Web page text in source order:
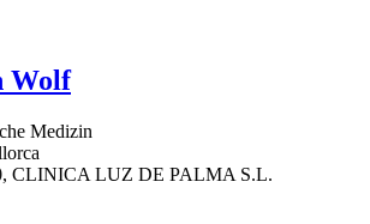
Wolf
Medizin
CLINICA LUZ DE PALMA S.L.